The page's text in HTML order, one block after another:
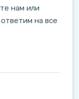
нам или
на все